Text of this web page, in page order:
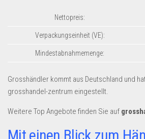
Sonderposten-Angebote
Saison & Eventprodkte
Dropshipping-Produkte
Grosshandel
Amazon
Nettopreis:
Verpackungseinheit (VE):
Mindestabnahmemenge:
Grosshändler kommt aus Deutschland und
grosshandel-zentrum eingestellt.
Weitere Top Angebote finden Sie auf
Mit einen Blick zum